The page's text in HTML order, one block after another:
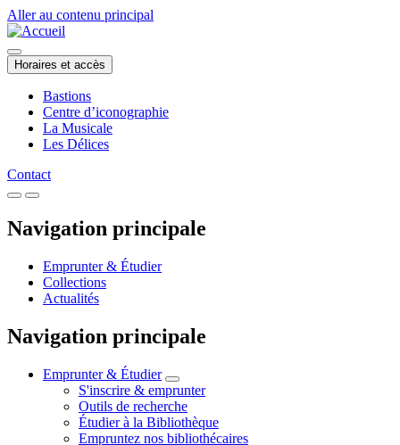
Aller au contenu principal
Horaires et accès
Bastions
Centre d’iconographie
La Musicale
Les Délices
Contact
Navigation principale
Emprunter & Étudier
Collections
Actualités
Navigation principale
Emprunter & Étudier
S'inscrire & emprunter
Outils de recherche
Étudier à la Bibliothèque
Empruntez nos bibliothécaires